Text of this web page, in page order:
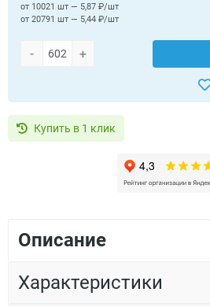
- +
от 10021 шт — 5,87 ₽/шт
от 20791 шт — 5,44 ₽/шт
Купить в 1 клик
Описание
Характеристики